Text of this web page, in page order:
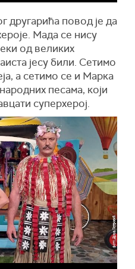
другарића повод је да
Мада се нису
од великих
јесу били. Сетимо
а сетимо се и Марка
песама, који
суперхерој.